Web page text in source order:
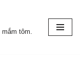
mắm tôm.